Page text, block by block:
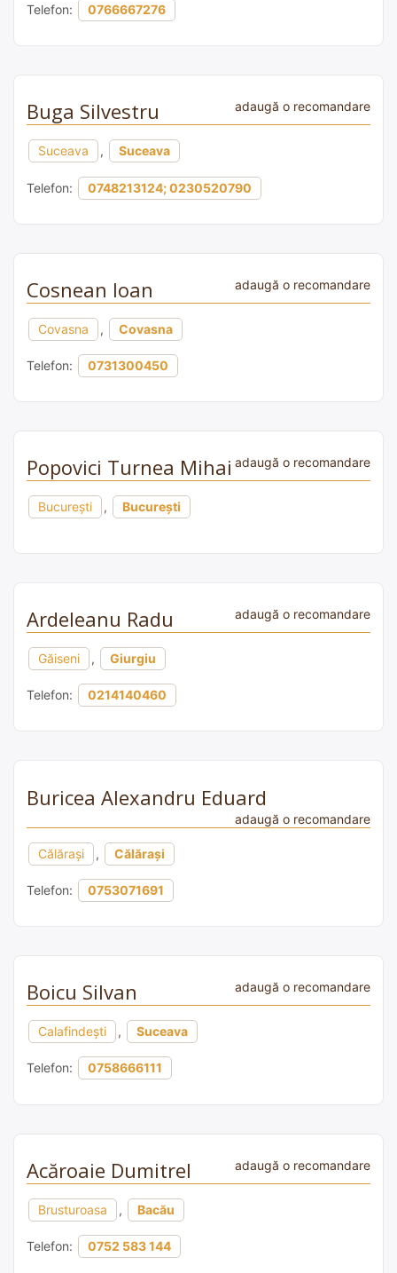
Telefon: 0766667276
Buga Silvestru adaugă o recomandare
Suceava , Suceava
Telefon: 0748213124; 0230520790
Cosnean Ioan adaugă o recomandare
Covasna , Covasna
Telefon: 0731300450
Popovici Turnea Mihai adaugă o recomandare
București , București
Ardeleanu Radu adaugă o recomandare
Găiseni , Giurgiu
Telefon: 0214140460
Buricea Alexandru Eduard
adaugă o recomandare
Călărași , Călărași
Telefon: 0753071691
Boicu Silvan adaugă o recomandare
Calafindești , Suceava
Telefon: 0758666111
Acăroaie Dumitrel adaugă o recomandare
Brusturoasa , Bacău
Telefon: 0752 583 144